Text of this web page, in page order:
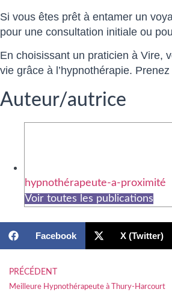
Si vous êtes prêt à entamer un
pour une consultation initiale ou
En choisissant un praticien à Vire,
vie grâce à l’hypnothérapie.
Auteur/autrice
hypnothérapeute-a-proximité
Voir toutes les publications
Facebook X (Twitter)
PRÉCÉDENT
Meilleure Hypnothérapeute à Thury-Harcourt